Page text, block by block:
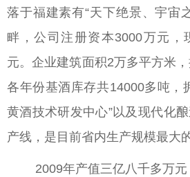
落于福建素有“天下绝景、宇宙
畔，公司注册资本3000万元，
元。企业建筑面积2万多平方米
各年份基酒库存共14000多吨，
黄酒技术研发中心”以及现代化
产线，是目前省内生产规模最大
2009年产值三亿八千多万元